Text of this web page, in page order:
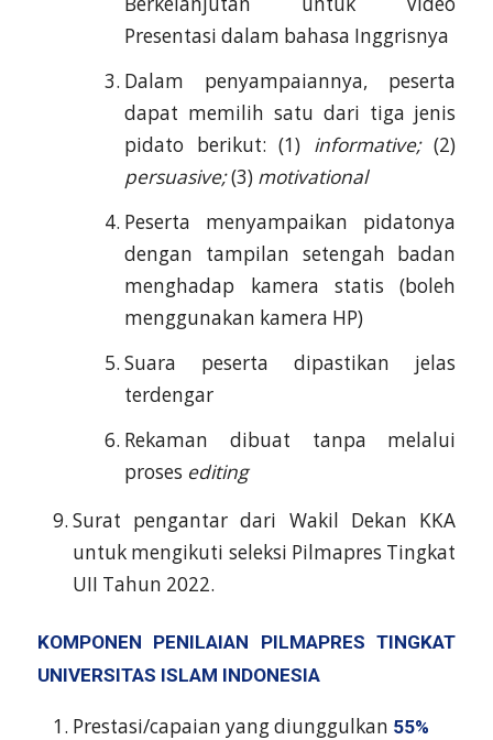
Presentasi dalam bahasa Inggrisnya
Dalam penyampaiannya, peserta
dapat memilih satu dari tiga jenis
pidato berikut: (1) informative;(2)
persuasive;(3) motivational
Peserta menyampaikan pidatonya
dengan tampilan setengah badan
menghadap kamera statis (boleh
menggunakan kamera HP)
Suara peserta dipastikan jelas
terdengar
Rekaman dibuat tanpa melalui
proses editing
Surat pengantar dari Wakil Dekan KKA
untuk mengikuti seleksi Pilmapres Tingkat
UII Tahun 2022.
KOMPONEN PENILAIAN PILMAPRES TINGKAT
UNIVERSITAS ISLAM INDONESIA
Prestasi/capaian yang diunggulkan 55%